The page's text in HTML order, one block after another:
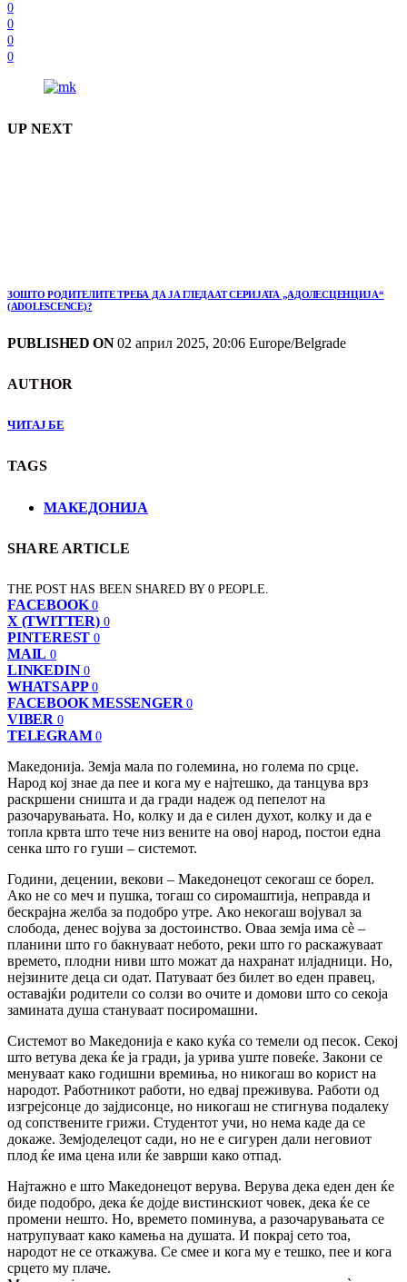
0
0
0
0
UP NEXT
ЗОШТО РОДИТЕЛИТЕ ТРЕБА ДА ЈА ГЛЕДААТ СЕРИЈАТА „АДОЛЕСЦЕНЦИЈА“
(ADOLESCENCE)?
PUBLISHED ON02 април 2025, 20:06 Europe/Belgrade
AUTHOR
ЧИТАЈ БЕ
TAGS
МАКЕДОНИЈА
SHARE ARTICLE
THE POST HAS BEEN SHARED BY0 PEOPLE.
FACEBOOK 0
X (TWITTER) 0
PINTEREST 0
MAIL 0
LINKEDIN 0
WHATSAPP 0
FACEBOOK MESSENGER 0
VIBER 0
TELEGRAM 0
Македонија. Земја мала по големина, но голема по срце.
Народ кој знае да пее и кога му е најтешко, да танцува врз
раскршени сништа и да гради надеж од пепелот на
разочарувањата. Но, колку и да е силен духот, колку и да е
топла крвта што тече низ вените на овој народ, постои една
сенка што го гуши – системот.
Години, децении, векови – Македонецот секогаш се борел.
Ако не со меч и пушка, тогаш со сиромаштија, неправда и
бескрајна желба за подобро утре. Ако некогаш војувал за
слобода, денес војува за достоинство. Оваа земја има сè –
планини што го бакнуваат небото, реки што го раскажуваат
времето, плодни ниви што можат да нахранат илјадници. Но,
нејзините деца си одат. Патуваат без билет во еден правец,
оставајќи родители со солзи во очите и домови што со секоја
замината душа стануваат посиромашни.
Системот во Македонија е како куќа со темели од песок. Секој
што ветува дека ќе ја гради, ја урива уште повеќе. Закони се
менуваат како годишни времиња, но никогаш во корист на
народот. Работникот работи, но едвај преживува. Работи од
изгрејсонце до зајдисонце, но никогаш не стигнува подалеку
од сопствените грижи. Студентот учи, но нема каде да се
докаже. Земјоделецот сади, но не е сигурен дали неговиот
плод ќе има цена или ќе заврши како отпад.
Најтажно е што Македонецот верува. Верува дека еден ден ќе
биде подобро, дека ќе дојде вистинскиот човек, дека ќе се
промени нешто. Но, времето поминува, а разочарувањата се
натрупуваат како камења на душата. И покрај сето тоа,
народот не се откажува. Се смее и кога му е тешко, пее и кога
срцето му плаче.